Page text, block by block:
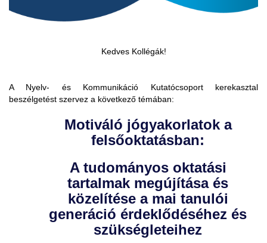
Kedves Kollégák!
A Nyelv- és Kommunikáció Kutatócsoport kerekasztal
beszélgetést szervez a következő témában:
Motiváló jógyakorlatok a
felsőoktatásban:
A tudományos oktatási
tartalmak megújítása és
közelítése a mai tanulói
generáció érdeklődéséhez és
szükségleteihez